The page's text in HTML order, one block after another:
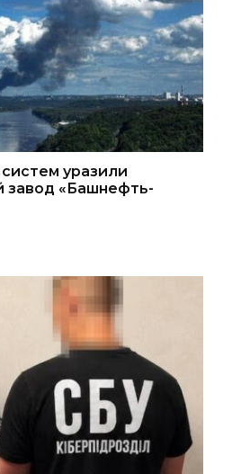
уразили
завод «Башнефть-